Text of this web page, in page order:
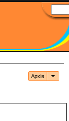
Архів